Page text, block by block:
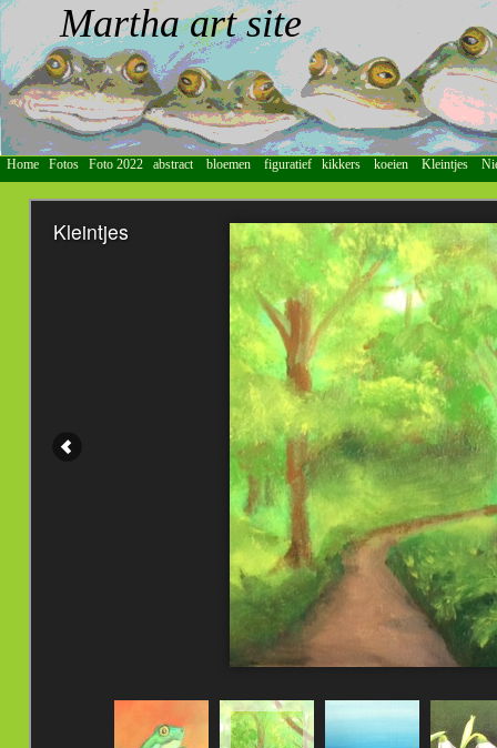
Martha art site
Home Fotos Foto 2022 abstract bloemen figuratief kikkers koeien Kleintjes